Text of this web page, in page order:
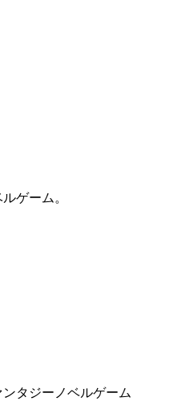
ゲーム。
タジーノベルゲーム